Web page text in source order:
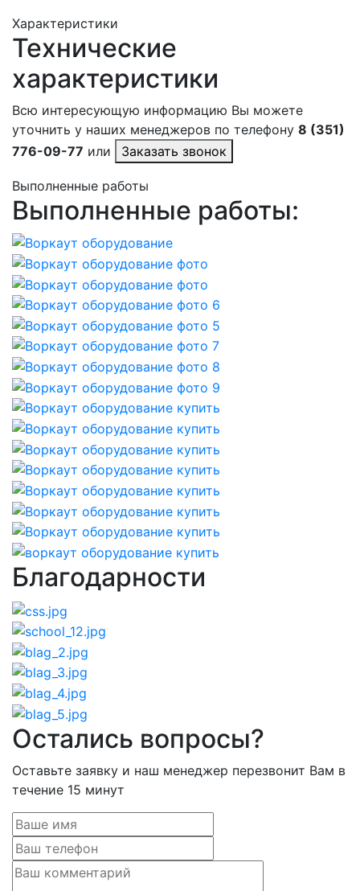
Характеристики
Технические
характеристики
Всю интересующую информацию Вы можете
уточнить у наших менеджеров по телефону 8 (351)
776-09-77 или Заказать звонок
Выполненные работы
Выполненные работы:
Благодарности
Остались вопросы?
Оставьте заявку и наш менеджер перезвонит Вам в
течение 15 минут